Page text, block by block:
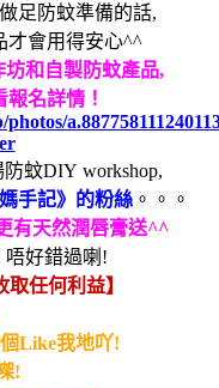
足 防蚊準備的話,
才會用得安心^^
和自製防蚊產品,
名詳情！
防蚊DIY workshop,
媽手記》的粉絲 。。。
有天然潤唇膏送^^
唔好錯過喇 !
取任何利益】
Like我地吖!
!